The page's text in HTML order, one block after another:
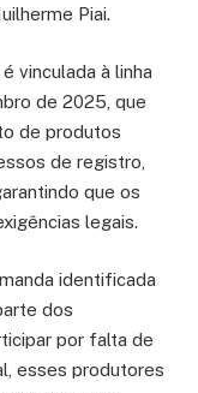
Piai.
vinculada à linha
de 2025, que
de produtos
de registro,
que os
legais.
identificada
dos
por falta de
esses produtores